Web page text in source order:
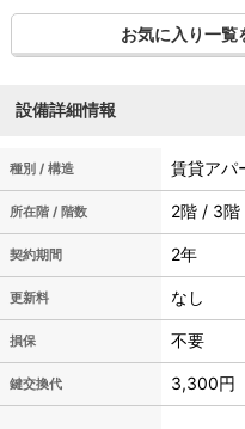
お気に入り一覧
設備詳細情報
種別 / 構造 賃貸アパ
所在階 / 階数 2階 / 3階
契約期間 2年
更新料 なし
損保 不要
鍵交換代 3,300円